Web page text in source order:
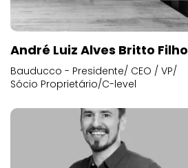
André Luiz Alves Britto Filho
Bauducco - Presidente/ CEO / VP/
Sócio Proprietário/C-level